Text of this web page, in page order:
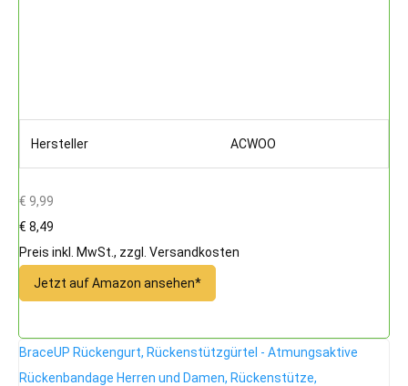
Hersteller ACWOO
€ 9,99
€ 8,49
Preis inkl. MwSt., zzgl. Versandkosten
Jetzt auf Amazon ansehen*
BraceUP Rückengurt, Rückenstützgürtel - Atmungsaktive
Rückenbandage Herren und Damen, Rückenstütze,